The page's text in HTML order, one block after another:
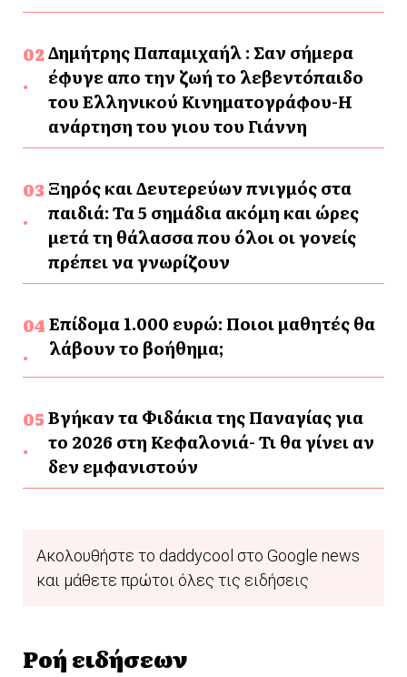
Δημήτρης Παπαμιχαήλ : Σαν σήμερα
έφυγε απο την ζωή το λεβεντόπαιδο
του Ελληνικού Κινηματογράφου-Η
ανάρτηση του γιου του Γιάννη
Ξηρός και Δευτερεύων πνιγμός στα
παιδιά: Τα 5 σημάδια ακόμη και ώρες
μετά τη θάλασσα που όλοι οι γονείς
πρέπει να γνωρίζουν
Επίδομα 1.000 ευρώ: Ποιοι μαθητές θα
λάβουν το βοήθημα;
Βγήκαν τα Φιδάκια της Παναγίας για
το 2026 στη Κεφαλονιά- Τι θα γίνει αν
δεν εμφανιστούν
Ακολουθήστε το daddycool στο Google news
και μάθετε πρώτοι όλες τις ειδήσεις
Ροή ειδήσεων